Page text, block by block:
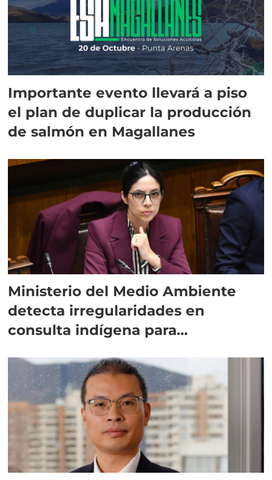
Importante evento llevará a piso
el plan de duplicar la producción
de salmón en Magallanes
Ministerio del Medio Ambiente
detecta irregularidades en
consulta indígena para